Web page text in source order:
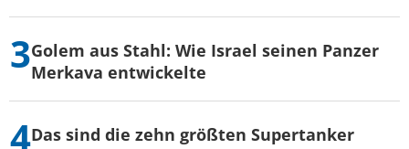
Golem aus Stahl: Wie Israel seinen Panzer
Merkava entwickelte
Das sind die zehn größten Supertanker